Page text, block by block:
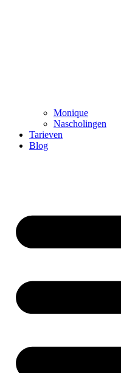
Monique
Nascholingen
Tarieven
Blog